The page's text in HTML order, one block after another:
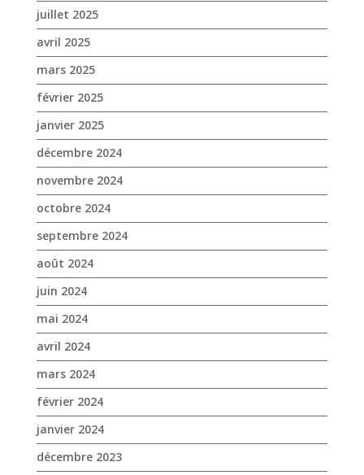
juillet 2025
avril 2025
mars 2025
février 2025
janvier 2025
décembre 2024
novembre 2024
octobre 2024
septembre 2024
août 2024
juin 2024
mai 2024
avril 2024
mars 2024
février 2024
janvier 2024
décembre 2023